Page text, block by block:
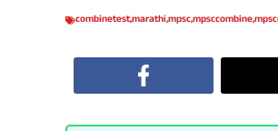
combinetest,marathi,mpsc,mpsccombine,